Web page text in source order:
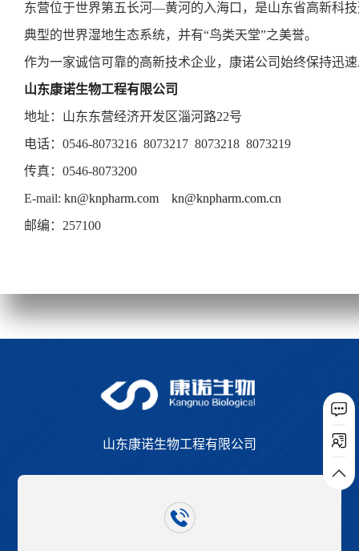
东营位于世界第五长河—黄河的入海口，是山东省高新科
典型的世界湿地生态系统，并有“鸟类天堂”之美誉。
作为一家诚信可靠的高新技术企业，康诺公司始终保持迅
山东康诺生物工程有限公司
地址：山东东营经济开发区淄河路22号
电话：0546-8073216 8073217 8073218 8073219
传真：0546-8073200
E-mail: kn@knpharm.com
kn@knpharm.com.cn
邮编：257100
山东康诺生物工程有限公司